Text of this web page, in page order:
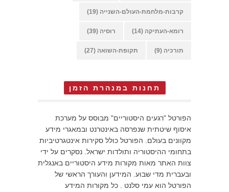
קרבות-מלחמת-העולם-השנייה (19)
רומא-העתיקה (14) רוסיה (39)
תורכיה (9) תקופת-השואה (27)
תחנות במנהרת הזמן
הפורטל "רגעים היסטוריים" מבוסס על מערכת
איסוף שיטתית שנפרסה באינטרנט ובמאגרי מידע
מקוונים בעולם. הפורטל כולל סקירות אינטגרטיביות
בתחומי ההיסטוריה ותולדות ישראל. נסקרים על ידי
צוות האתר מאות מקורות מידע היסטוריים באנגלית
ובעברית מדי שבוע. המידען והעורך הראשי של
הפורטל הוא עמי סלנט . כל מקורות המידע